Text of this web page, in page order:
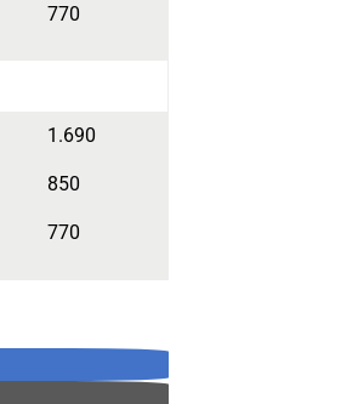
770
1.690
850
770